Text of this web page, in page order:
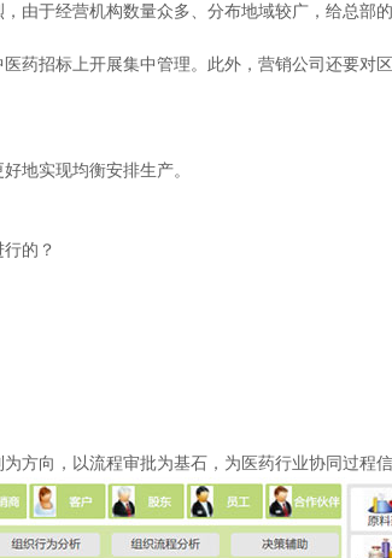
科技管理 数智赋能人力，全域一体管控
由于经营机构数量众多、分布地域较广，给总部
药招标上开展集中管理。此外，营销公司还要对
地实现均衡安排生产。
的？
方向，以流程审批为基石，为医药行业协同过程